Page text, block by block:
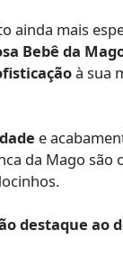
ainda mais
Bebê da
à sua
e
da Mago são
destaque ao